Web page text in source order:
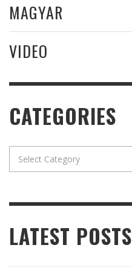
MAGYAR
VIDEO
CATEGORIES
LATEST POSTS